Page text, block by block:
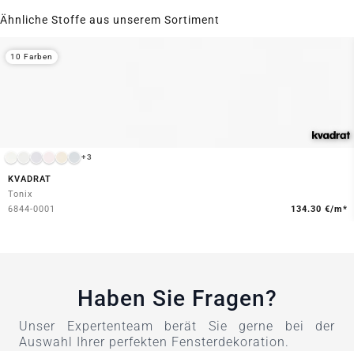
Ähnliche Stoffe aus unserem Sortiment
+3
KVADRAT
Tonix
6844-0001
134.30 €/m*
10 Farben
Haben Sie Fragen?
Unser Expertenteam berät Sie gerne bei der
Auswahl Ihrer perfekten Fensterdekoration.